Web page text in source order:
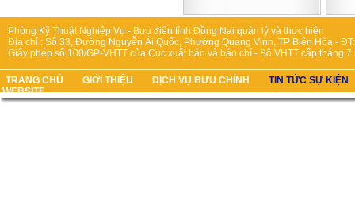
Phòng Kỹ Thuật Nghiệp Vụ - Bưu điện tỉnh Đồng Nai quản lý và thực hiện
Địa chỉ : Số 33, Đường Nguyễn Ái Quốc, Phường Quang Vinh, TP Biên Hòa -
Giấy phép số 100/GP-VHTT của Cục xuất bản và báo chí - Bộ VHTT cấp tháng 7
TRANG CHỦ GIỚI THIỆU DỊCH VỤ BƯU CHÍNH
TIN TỨC SỰ KIỆN
WEBSITE